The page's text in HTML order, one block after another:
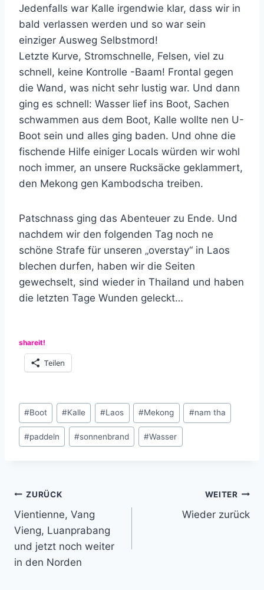
Jedenfalls war Kalle irgendwie klar, dass wir in
bald verlassen werden und so war sein
einziger Ausweg Selbstmord!
Letzte Kurve, Stromschnelle, Felsen, viel zu
schnell, keine Kontrolle -Baam! Frontal gegen
die Wand, was nicht sehr lustig war. Und dann
ging es schnell: Wasser lief ins Boot, Sachen
schwammen aus dem Boot, Kalle wollte nen U-
Boot sein und alles ging baden. Und ohne die
fischende Hilfe einiger Locals würden wir wohl
noch immer, an unsere Rucksäcke geklammert,
den Mekong gen Kambodscha treiben.
Patschnass ging das Abenteuer zu Ende. Und
nachdem wir den folgenden Tag noch ne
schöne Strafe für unseren „overstay“ in Laos
blechen durfen, haben wir die Seiten
gewechselt, sind wieder in Thailand und haben
die letzten Tage Wunden geleckt…
shareit!
Teilen
Schlagworte:
#Boot #Kalle #Laos #Mekong #nam tha
#paddeln #sonnenbrand #Wasser
Beitragsnavigation
ZURÜCK
Vientienne, Vang
Vieng, Luanprabang
und jetzt noch weiter
in den Norden
WEITER
Wieder zurück